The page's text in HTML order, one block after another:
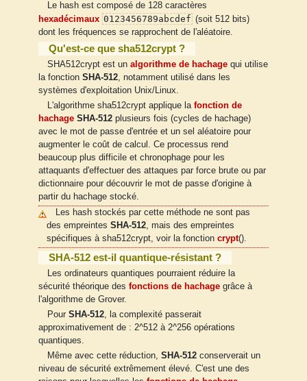
Le hash est composé de 128 caractères
hexadécimaux 0123456789abcdef (soit 512 bits)
dont les fréquences se rapprochent de l'aléatoire.
Qu'est-ce que sha512crypt ?
SHA512crypt est un algorithme de hachagequi utilise
la fonction SHA-512, notamment utilisé dans les
systèmes d'exploitation Unix/Linux.
L'algorithme sha512crypt applique la fonction de
hachage SHA-512 plusieurs fois (cycles de hachage)
avec le mot de passe d'entrée et un sel aléatoire pour
augmenter le coût de calcul. Ce processus rend
beaucoup plus difficile et chronophage pour les
attaquants d'effectuer des attaques par force brute ou par
dictionnaire pour découvrir le mot de passe d'origine à
partir du hachage stocké.
Les hash stockés par cette méthode ne sont pas
des empreintes SHA-512, mais des empreintes
spécifiques à sha512crypt, voir la fonction crypt().
SHA-512 est-il quantique-résistant ?
Les ordinateurs quantiques pourraient réduire la
sécurité théorique des fonctions de hachage grâce à
l'algorithme de Grover.
Pour SHA-512, la complexité passerait
approximativement de : 2^512 à 2^256 opérations
quantiques.
Même avec cette réduction, SHA-512conserverait un
niveau de sécurité extrêmement élevé. C'est une des